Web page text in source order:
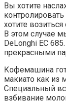
Вы хотите
хотите
В этом случае
DeLonghi EC
прекрасными
Кофемашина
макиато как из
Специальный
взбивание